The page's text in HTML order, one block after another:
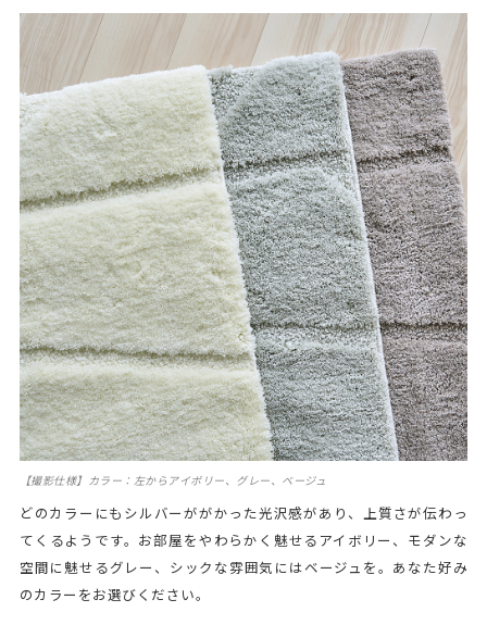
【撮影仕様】カラー：左からアイボリー、グレー、ベージュ
どのカラーにもシルバーががかった光沢感があり、上質さが伝わっ
てくるようです。お部屋をやわらかく魅せるアイボリー、モダンな
空間に魅せるグレー、シックな雰囲気にはベージュを。あなた好み
のカラーをお選びください。